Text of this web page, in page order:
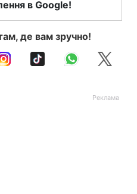
в Google!
де вам зручно!